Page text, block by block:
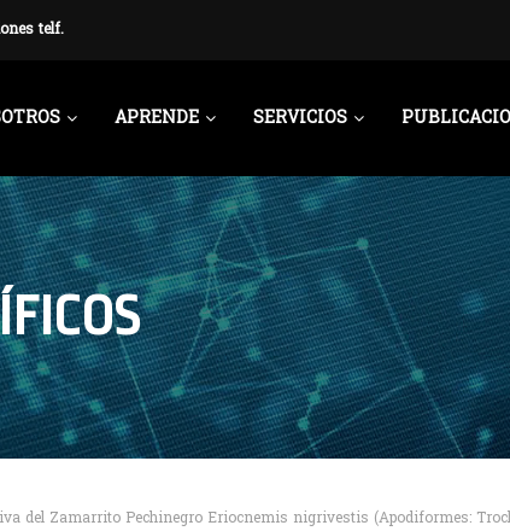
telf.
APRENDE SERVICIOS
del Zamarrito Pechinegro Eriocnemis nigrivestis (Apodiformes: